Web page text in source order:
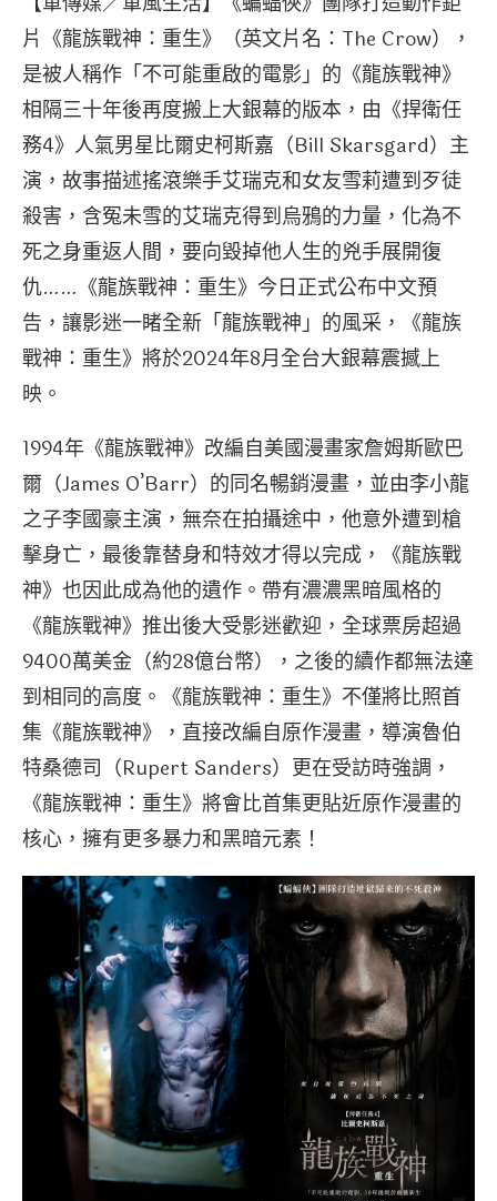
片《龍族戰神：重生》（英文片名：The Crow），
是被人稱作「不可能重啟的電影」的《龍族戰神》
相隔三十年後再度搬上大銀幕的版本，由《捍衛任
務4》人氣男星比爾史柯斯嘉（Bill Skarsgard）主
演，故事描述搖滾樂手艾瑞克和女友雪莉遭到歹徒
殺害，含冤未雪的艾瑞克得到烏鴉的力量，化為不
死之身重返人間，要向毀掉他人生的兇手展開復
仇……《龍族戰神：重生》今日正式公布中文預
告，讓影迷一睹全新「龍族戰神」的風采，《龍族
戰神：重生》將於2024年8月全台大銀幕震撼上
映。
1994年《龍族戰神》改編自美國漫畫家詹姆斯歐巴
爾（James O’Barr）的同名暢銷漫畫，並由李小龍
之子李國豪主演，無奈在拍攝途中，他意外遭到槍
擊身亡，最後靠替身和特效才得以完成，《龍族戰
神》也因此成為他的遺作。帶有濃濃黑暗風格的
《龍族戰神》推出後大受影迷歡迎，全球票房超過
9400萬美金（約28億台幣），之後的續作都無法達
到相同的高度。《龍族戰神：重生》不僅將比照首
集《龍族戰神》，直接改編自原作漫畫，導演魯伯
特桑德司（Rupert Sanders）更在受訪時強調，
《龍族戰神：重生》將會比首集更貼近原作漫畫的
核心，擁有更多暴力和黑暗元素！